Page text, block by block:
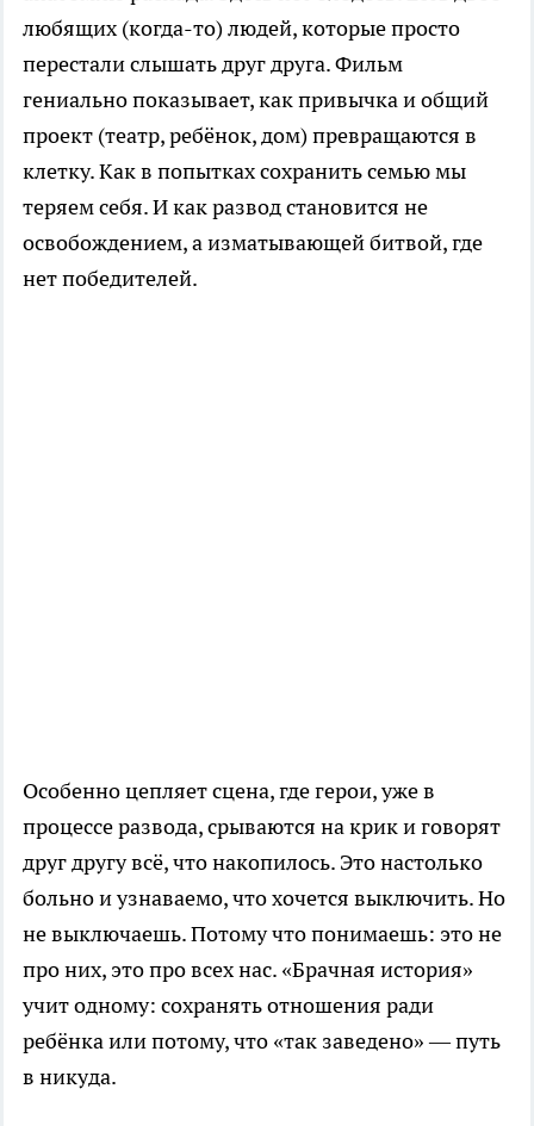
любящих (когда-то) людей, которые просто
перестали слышать друг друга. Фильм
гениально показывает, как привычка и общий
проект (театр, ребёнок, дом) превращаются в
клетку. Как в попытках сохранить семью мы
теряем себя. И как развод становится не
освобождением, а изматывающей битвой, где
нет победителей.
Особенно цепляет сцена, где герои, уже в
процессе развода, срываются на крик и говорят
друг другу всё, что накопилось. Это настолько
больно и узнаваемо, что хочется выключить. Но
не выключаешь. Потому что понимаешь: это не
про них, это про всех нас. «Брачная история»
учит одному: сохранять отношения ради
ребёнка или потому, что «так заведено» — путь
в никуда.